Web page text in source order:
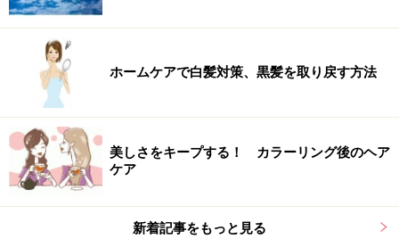
ホームケアで白髪対策、黒髪を取り戻す方法
美しさをキープする！ カラーリング後のヘア
ケア
新着記事をもっと見る